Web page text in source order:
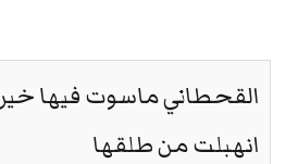
القحطاني ماسوت فيها خير
انهبلت من طلقها